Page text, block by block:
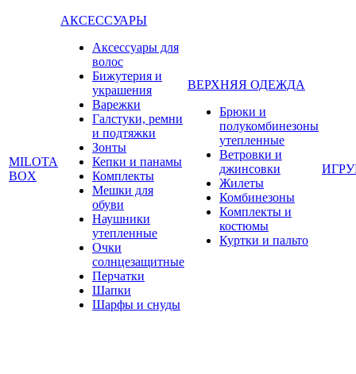
MILOTA
BOX
АКСЕССУАРЫ
Аксессуары для
волос
Бижутерия и
украшения
Варежки
Галстуки, ремни
и подтяжки
Зонты
Кепки и панамы
Комплекты
Мешки для
обуви
Наушники
утепленные
Очки
солнцезащитные
Перчатки
Шапки
Шарфы и снуды
ВЕРХНЯЯ ОДЕЖДА
Брюки и
полукомбинезоны
утепленные
Ветровки и
джинсовки
Жилеты
Комбинезоны
Комплекты и
костюмы
Куртки и пальто